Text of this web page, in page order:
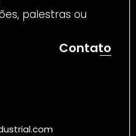
palestras ou
Contato